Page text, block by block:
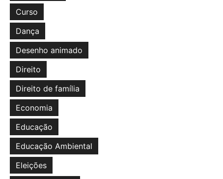
Curso
Dança
Desenho animado
Direito
Direito de família
Economia
Educação
Educação Ambiental
Eleições